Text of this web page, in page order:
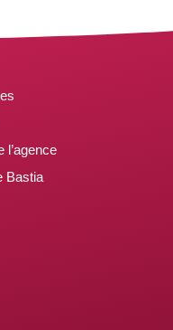
l’agence
Bastia